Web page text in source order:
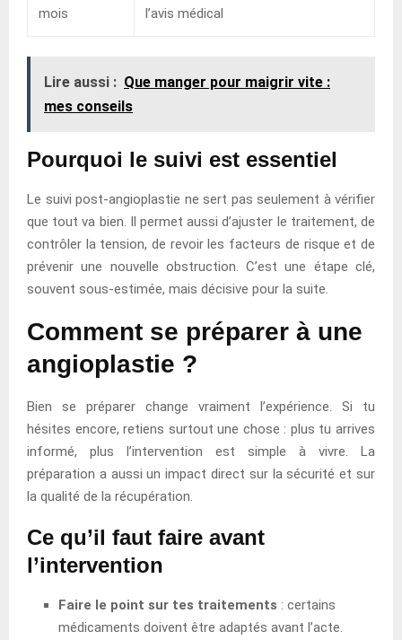
mois
l’avis médical
Lire aussi : Que manger pour maigrir vite :
mes conseils
Pourquoi le suivi est essentiel
Le suivi post-angioplastie ne sert pas seulement à vérifier
que tout va bien. Il permet aussi d’ajuster le traitement, de
contrôler la tension, de revoir les facteurs de risque et de
prévenir une nouvelle obstruction. C’est une étape clé,
souvent sous-estimée, mais décisive pour la suite.
Comment se préparer à une
angioplastie ?
Bien se préparer change vraiment l’expérience. Si tu
hésites encore, retiens surtout une chose : plus tu arrives
informé, plus l’intervention est simple à vivre. La
préparation a aussi un impact direct sur la sécurité et sur
la qualité de la récupération.
Ce qu’il faut faire avant
l’intervention
Faire le point sur tes traitements : certains
médicaments doivent être adaptés avant l’acte.